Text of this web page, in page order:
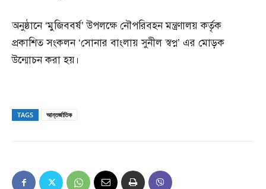
অনুষ্ঠানে ‘মুজিববর্ষ’ উপলক্ষে নৌপরিবহন মন্ত্রণালয় কর্তৃক
প্রকাশিত সংকলন ‘সোনার বাংলায় সুনীল স্বপ্ন’ এর মোড়ক
উন্মোচন করা হয়।
TAGS আন্তর্জাতিক